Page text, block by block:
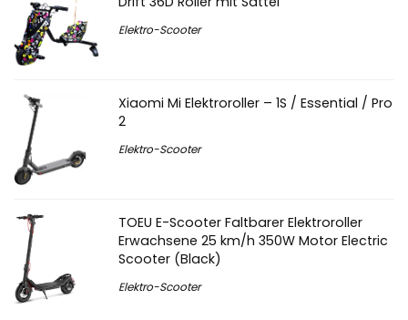
Elektro-Scooter
Xiaomi Mi Elektroroller – 1S / Essential / Pro
2
Elektro-Scooter
TOEU E-Scooter Faltbarer Elektroroller
Erwachsene 25 km/h 350W Motor Electric
Scooter (Black)
Elektro-Scooter